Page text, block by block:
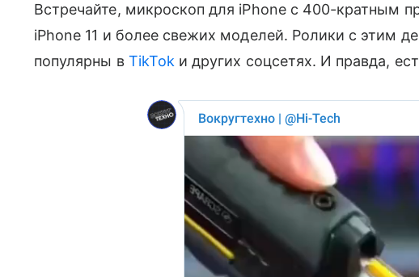
Встречайте, микроскоп для iPhone с 400-кратным
iPhone 11 и более свежих моделей. Ролики с этим
популярны в TikTok и других соцсетях. И правда,